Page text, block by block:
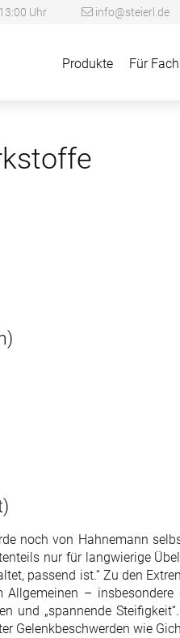
Uhr info@steierl.de
Produkte Für
noch von Hahnemann
nur für langwierige
passend ist.“ Zu den
Allgemeinen –
und „spannende
Gelenkbeschwerden wie